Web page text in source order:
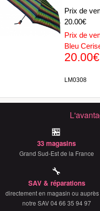
Prix de
20.00€
Prix de
Bleu
20.00€
LM0308
🏪
33 magasins
Grand Sud-Est de la France
🔧
SAV & réparations
directement en magasin ou auprès
notre SAV 04 66 35 94 97